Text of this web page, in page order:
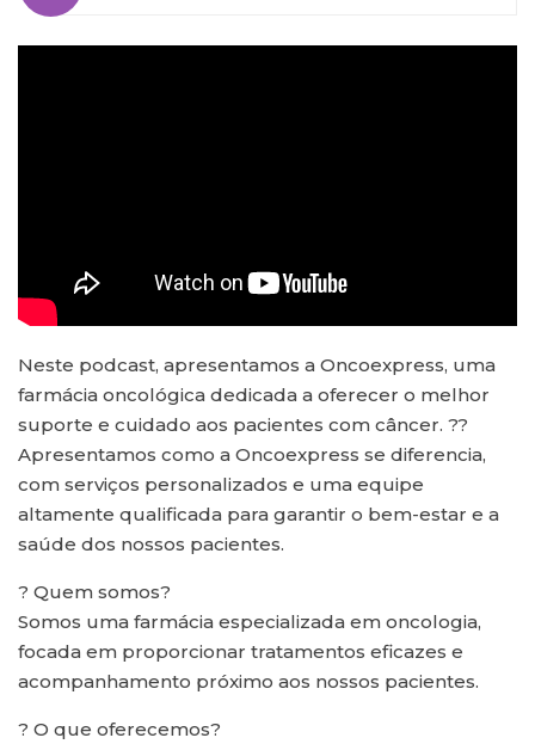
Neste podcast, apresentamos a Oncoexpress, uma
farmácia oncológica dedicada a oferecer o melhor
suporte e cuidado aos pacientes com câncer. ??
Apresentamos como a Oncoexpress se diferencia,
com serviços personalizados e uma equipe
altamente qualificada para garantir o bem-estar e a
saúde dos nossos pacientes.
? Quem somos?
Somos uma farmácia especializada em oncologia,
focada em proporcionar tratamentos eficazes e
acompanhamento próximo aos nossos pacientes.
? O que oferecemos?